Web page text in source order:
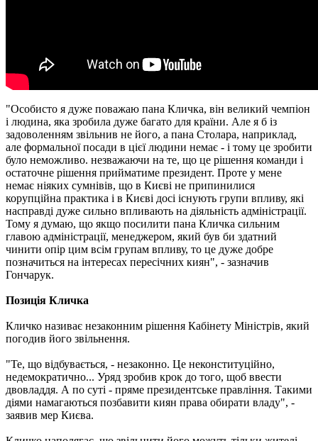
"Особисто я дуже поважаю пана Кличка, він великий чемпіон
і людина, яка зробила дуже багато для країни. Але я б із
задоволенням звільнив не його, а пана Столара, наприклад,
але формальної посади в цієї людини немає - і тому це зробити
було неможливо. незважаючи на те, що це рішення команди і
остаточне рішення прийматиме президент. Проте у мене
немає ніяких сумнівів, що в Києві не припинилися
корупційна практика і в Києві досі існують групи впливу, які
насправді дуже сильно впливають на діяльність адміністрації.
Тому я думаю, що якщо посилити пана Кличка сильним
главою адміністрації, менеджером, який був би здатний
чинити опір цим всім групам впливу, то це дуже добре
позначиться на інтересах пересічних киян", - зазначив
Гончарук.
Позиція Кличка
Кличко називає незаконним рішення Кабінету Міністрів, який
погодив його звільнення.
"Те, що відбувається, - незаконно. Це неконституційно,
недемократично... Уряд зробив крок до того, щоб ввести
двовладдя. А по суті - пряме президентське правління. Такими
діями намагаються позбавити киян права обирати владу", -
заявив мер Києва.